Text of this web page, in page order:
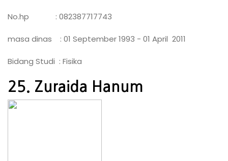
No.hp : 082387717743
masa dinas : 01 September 1993 - 01 April 2011
Bidang Studi : Fisika
25. Zuraida Hanum